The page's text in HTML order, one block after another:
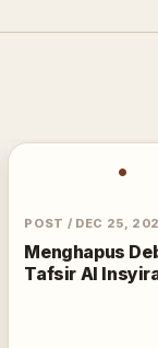
•
POST / DEC 25,
Menghapus
Tafsir Al